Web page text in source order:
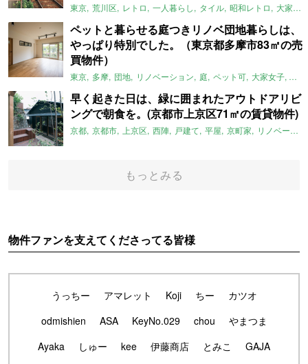
東京 荒川区 レトロ 一人暮らし タイル 昭和レトロ 大家女子
ペットと暮らせる庭つきリノベ団地暮らしは、
やっぱり特別でした。（東京都多摩市83㎡の売
買物件）
東京 多摩 団地 リノベーション 庭 ペット可 大家女子 団
早く起きた日は、緑に囲まれたアウトドアリビ
ングで朝食を。(京都市上京区71㎡の賃貸物件)
京都 京都市 上京区 西陣 戸建て 平屋 京町家 リノベーション
もっとみる
物件ファンを支えてくださってる皆様
うっちー アマレット Koji ちー
カツオ
odmishien
ASA KeyNo.029 chou
やまつま
Ayaka
しゅー kee 伊藤商店 とみこ
GAJA